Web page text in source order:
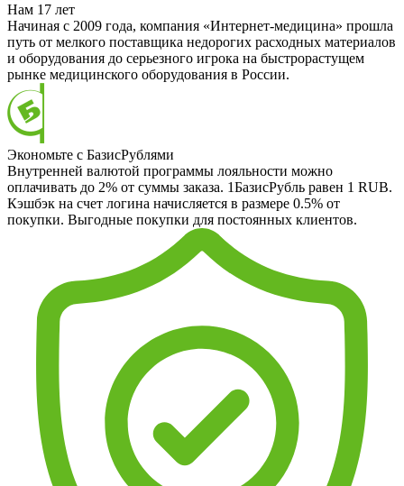
Нам 17 лет
Начиная с 2009 года, компания «Интернет-медицина» прошла
путь от мелкого поставщика недорогих расходных материалов
и оборудования до серьезного игрока на быстрорастущем
рынке медицинского оборудования в России.
Экономьте с БазисРублями
Внутренней валютой программы лояльности можно
оплачивать до 2% от суммы заказа. 1БазисРубль равен 1 RUB.
Кэшбэк на счет логина начисляется в размере 0.5% от
покупки. Выгодные покупки для постоянных клиентов.